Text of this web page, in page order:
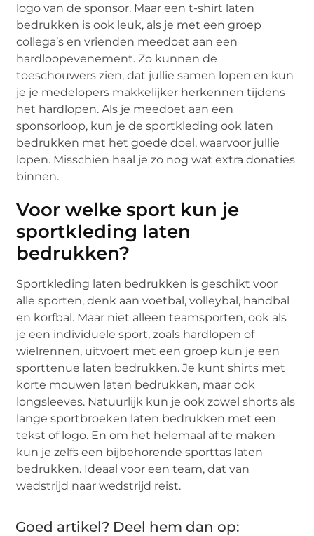
logo van de sponsor. Maar een t-shirt laten
bedrukken is ook leuk, als je met een groep
collega’s en vrienden meedoet aan een
hardloopevenement. Zo kunnen de
toeschouwers zien, dat jullie samen lopen en kun
je je medelopers makkelijker herkennen tijdens
het hardlopen. Als je meedoet aan een
sponsorloop, kun je de sportkleding ook laten
bedrukken met het goede doel, waarvoor jullie
lopen. Misschien haal je zo nog wat extra donaties
binnen.
Voor welke sport kun je
sportkleding laten
bedrukken?
Sportkleding laten bedrukken is geschikt voor
alle sporten, denk aan voetbal, volleybal, handbal
en korfbal. Maar niet alleen teamsporten, ook als
je een individuele sport, zoals hardlopen of
wielrennen, uitvoert met een groep kun je een
sporttenue laten bedrukken. Je kunt shirts met
korte mouwen laten bedrukken, maar ook
longsleeves. Natuurlijk kun je ook zowel shorts als
lange sportbroeken laten bedrukken met een
tekst of logo. En om het helemaal af te maken
kun je zelfs een bijbehorende sporttas laten
bedrukken. Ideaal voor een team, dat van
wedstrijd naar wedstrijd reist.
Goed artikel? Deel hem dan op: